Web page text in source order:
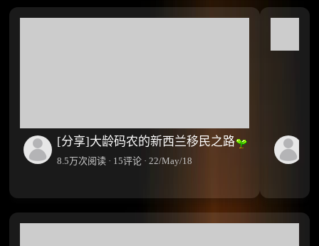
[分享]大龄码农的新西兰移民之路
8.5万次阅读 · 15评论 · 22/May/18
万